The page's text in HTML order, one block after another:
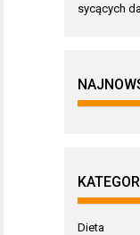
sycących
Dieta